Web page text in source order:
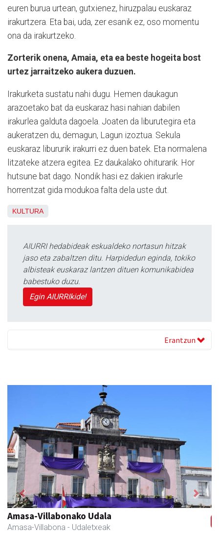
euren burua urtean, gutxienez, hiruzpalau euskaraz
irakurtzera. Eta bai, uda, zer esanik ez, oso momentu
ona da irakurtzeko.
Zorterik onena, Amaia, eta ea beste hogeita bost
urtez jarraitzeko aukera duzuen.
Irakurketa sustatu nahi dugu. Hemen daukagun
arazoetako bat da euskaraz hasi nahian dabilen
irakurlea galduta dagoela. Joaten da liburutegira eta
aukeratzen du, demagun, Lagun izoztua. Sekula
euskaraz libururik irakurri ez duen batek. Eta normalena
litzateke atzera egitea. Ez daukalako ohiturarik. Hor
hutsune bat dago. Nondik hasi ez dakien irakurle
horrentzat gida modukoa falta dela uste dut.
KULTURA
AIURRI hedabideak eskualdeko nortasun hitzak
jaso eta zabaltzen ditu. Harpidedun eginda, tokiko
albisteak euskaraz lantzen dituen komunikabidea
babestuko duzu.
Egin AIURRIkide!
Erantzun
Amasa-Villabonako Udala
Amasa-Villabona - Udaletxeak
Previous Next